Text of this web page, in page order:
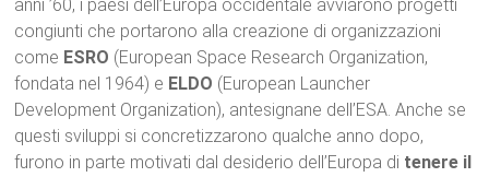
anni ’60, i paesi dell’Europa occidentale avviarono progetti
congiunti che portarono alla creazione di organizzazioni
come ESRO (European Space Research Organization,
fondata nel 1964) e ELDO (European Launcher
Development Organization), antesignane dell’ESA. Anche se
questi sviluppi si concretizzarono qualche anno dopo,
furono in parte motivati dal desiderio dell’Europa di tenere il